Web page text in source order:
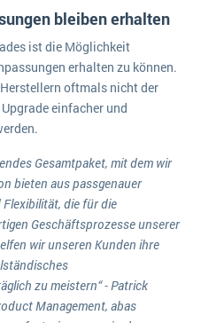
es zu beachten gilt
ERP: Was muss man wissen?
FSM-System: clever und effizient
bleiben erhalten
ist die Möglichkeit
erhalten zu können.
oftmals nicht der
einfacher und
Gesamtpaket, mit dem wir
bieten aus passgenauer
die für die
Geschäftsprozesse unserer
wir unseren Kunden ihre
zu meistern“ - Patrick
Management, abas